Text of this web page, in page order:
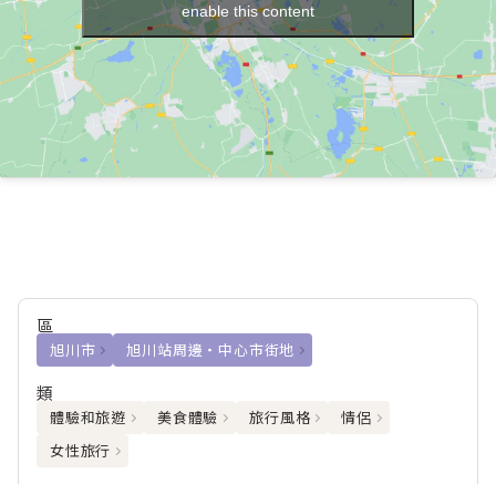
enable this content
區
旭川市 旭川站周邊・中心市街地
類
體驗和旅遊 美食體驗 旅行風格
情侶
女性旅行